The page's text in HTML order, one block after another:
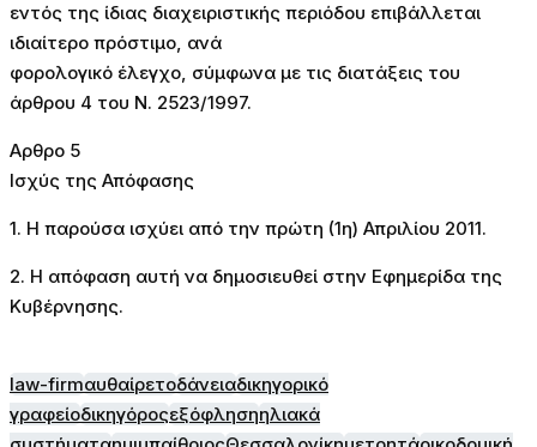
εντός της ίδιας διαχειριστικής περιόδου επιβάλλεται
ιδιαίτερο πρόστιμο, ανά
φορολογικό έλεγχο, σύμφωνα με τις διατάξεις του
άρθρου 4 του Ν. 2523/1997.
Αρθρο 5
Ισχύς της Απόφασης
1. Η παρούσα ισχύει από την πρώτη (1η) Απριλίου 2011.
2. Η απόφαση αυτή να δημοσιευθεί στην Εφημερίδα της
Κυβέρνησης.
law-firmαυθαίρετοδάνειαδικηγορικό
γραφείοδικηγόροςεξόφλησηηλιακά